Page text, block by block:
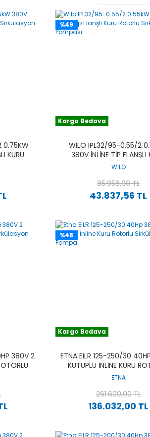
0.75KW
KURU
%49
Kargo Bedava
WILO IPL32/95-0.55/2
380V İNLINE TIP FLANŞLI
ROTORLU SIRKÜLASYON
WİLO
43.837,56 TL
85.956,00 TL
380V 2
%48
Kargo Bedava
ETNA EILR 125-250/30
KUTUPLU İNLINE KURU
SIRKÜLASYON POMPA
ETNA
136.032,00 TL
261.600,00 TL